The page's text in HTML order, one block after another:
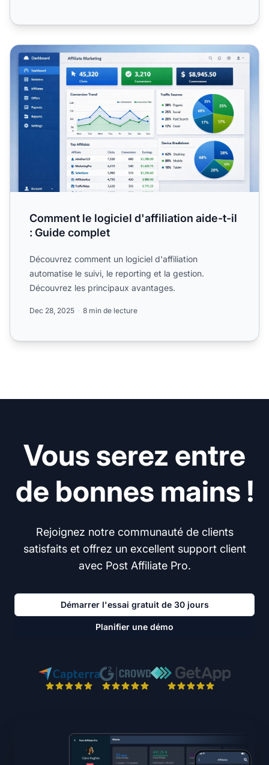
Comment le logiciel d'affiliation aide-t-il : Guide complet
Comment le logiciel d'affiliation aide-t-il
: Guide complet
Découvrez comment un logiciel d'affiliation
automatise le suivi, le reporting et la gestion.
Découvrez les principaux avantages.
Dec 28, 2025 8 min de lecture
Vous serez entre
de bonnes mains !
Rejoignez notre communauté de clients
satisfaits et offrez un excellent support client
avec Post Affiliate Pro.
Démarrer l'essai gratuit de 30 jours
Planifier une démo